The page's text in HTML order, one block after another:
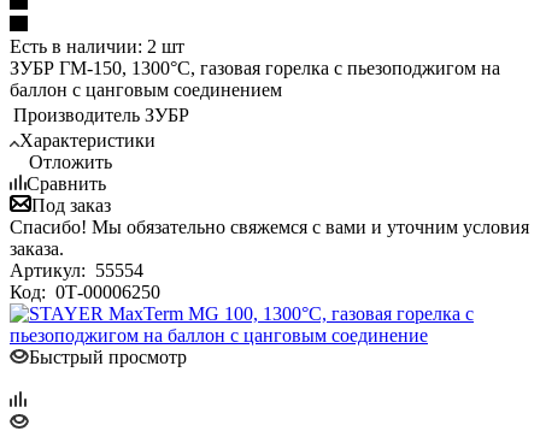
Есть в наличии: 2 шт
ЗУБР ГМ-150, 1300°C, газовая горелка с пьезоподжигом на
баллон с цанговым соединением
Производитель ЗУБР
Характеристики
Отложить
Сравнить
Под заказ
Спасибо! Мы обязательно свяжемся с вами и уточним условия
заказа.
Артикул: 55554
Код: 0Т-00006250
Быстрый просмотр